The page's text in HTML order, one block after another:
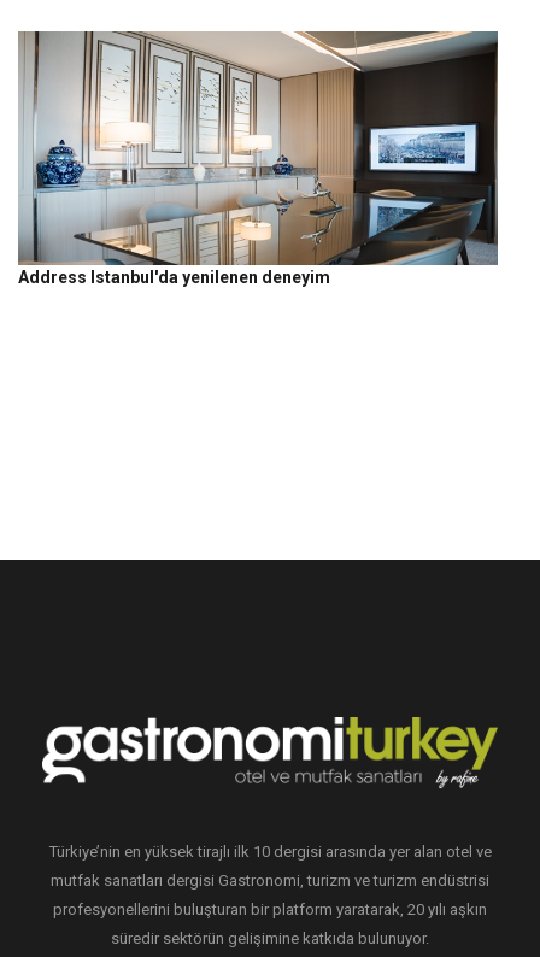
Address Istanbul'da yenilenen deneyim
Türkiye’nin en yüksek tirajlı ilk 10 dergisi arasında yer alan otel ve
mutfak sanatları dergisi Gastronomi, turizm ve turizm endüstrisi
profesyonellerini buluşturan bir platform yaratarak, 20 yılı aşkın
süredir sektörün gelişimine katkıda bulunuyor.